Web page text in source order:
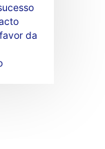
da